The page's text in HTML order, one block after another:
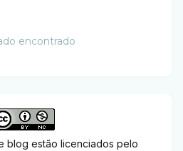
encontrado
blog estão licenciados pelo